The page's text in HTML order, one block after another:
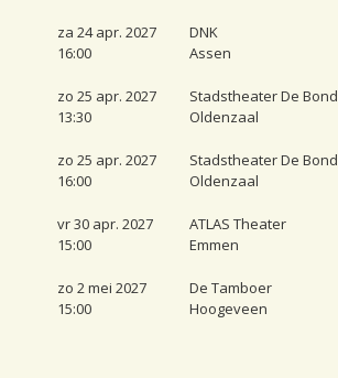
za 24 apr. 2027
16:00
DNK
Assen
zo 25 apr. 2027
13:30
Stadstheater De Bond
Oldenzaal
zo 25 apr. 2027
16:00
Stadstheater De Bond
Oldenzaal
vr 30 apr. 2027
15:00
ATLAS Theater
Emmen
zo 2 mei 2027
15:00
De Tamboer
Hoogeveen